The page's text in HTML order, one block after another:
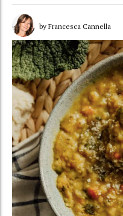
by Francesca Cannella